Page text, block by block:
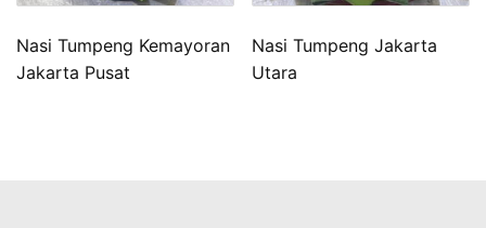
Nasi Tumpeng Kemayoran
Jakarta Pusat
Nasi Tumpeng Jakarta
Utara